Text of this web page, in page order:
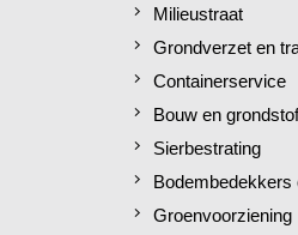
Milieustraat
Grondverzet en
Containerservice
Bouw en
Sierbestrating
Bodembedekkers
Groenvoorziening